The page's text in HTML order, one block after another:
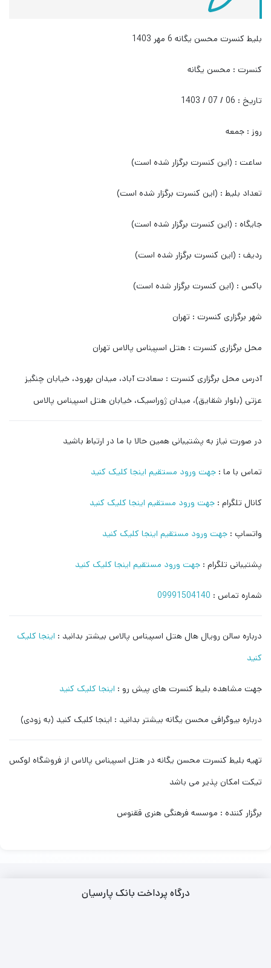
بلیط کنسرت محسن یگانه 6 مهر 1403
کنسرت : محسن یگانه
تاریخ : 06 / 07 / 1403
روز : جمعه
ساعت : (این کنسرت برگزار شده است)
تعداد بلیط : (این کنسرت برگزار شده است)
جایگاه : (این کنسرت برگزار شده است)
ردیف : (این کنسرت برگزار شده است)
باکس : (این کنسرت برگزار شده است)
شهر برگزاری کنسرت : تهران
محل برگزاری کنسرت : هتل اسپیناس پالاس تهران
آدرس محل برگزاری کنسرت : سعادت آباد، میدان بهرود، خیابان چنگیز
عزتی (بلوار شقایق)، میدان ژوراسیک، خیابان هتل اسپیناس پالاس
در صورت نیاز به پشتیبانی همین حالا با ما در ارتباط باشید
تماس با ما : جهت ورود مستقیم اینجا کلیک کنید
کانال تلگرام : جهت ورود مستقیم اینجا کلیک کنید
واتساپ : جهت ورود مستقیم اینجا کلیک کنید
پشتیبانی تلگرام : جهت ورود مستقیم اینجا کلیک کنید
شماره تماس : 09991504140
درباره سالن رویال هال هتل اسپیناس پالاس بیشتر بدانید : اینجا کلیک
کنید
جهت مشاهده بلیط کنسرت های پیش رو : اینجا کلیک کنید
درباره بیوگرافی محسن یگانه بیشتر بدانید : اینجا کلیک کنید (به زودی)
تهیه بلیط کنسرت محسن یگانه در هتل اسپیناس پالاس از فروشگاه لوکس
تیکت امکان پذیر می باشد
برگزار کننده : موسسه فرهنگی هنری ققنوس
درگاه پرداخت بانک پارسیان